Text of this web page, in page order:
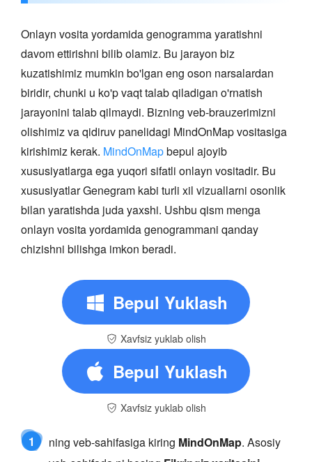
Onlayn vosita yordamida genogramma yaratishni
davom ettirishni bilib olamiz. Bu jarayon biz
kuzatishimiz mumkin bo'lgan eng oson narsalardan
biridir, chunki u ko'p vaqt talab qiladigan o'rnatish
jarayonini talab qilmaydi. Bizning veb-brauzerimizni
olishimiz va qidiruv panelidagi MindOnMap vositasiga
kirishimiz kerak. MindOnMapbepul ajoyib
xususiyatlarga ega yuqori sifatli onlayn vositadir. Bu
xususiyatlar Genegram kabi turli xil vizuallarni osonlik
bilan yaratishda juda yaxshi. Ushbu qism menga
onlayn vosita yordamida genogrammani qanday
chizishni bilishga imkon beradi.
Bepul Yuklash
Xavfsiz yuklab olish
Bepul Yuklash
Xavfsiz yuklab olish
1 ning veb-sahifasiga kiring MindOnMap. Asosiy